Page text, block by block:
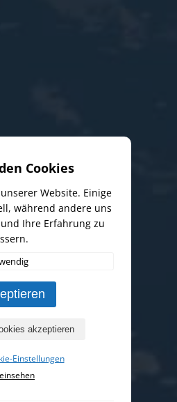
Cookies
Website. Einige
während andere uns
Ihre Erfahrung zu
Einstellungen